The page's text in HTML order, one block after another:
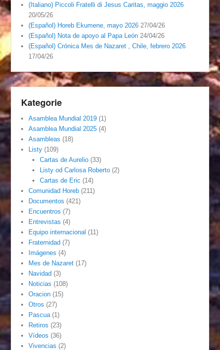
(Italiano) Piccoli Fratelli di Jesus Caritas, maggio 2026
20/05/26
(Español) Horeb Ekumene, mayo 2026 27/04/26
(Español) Nota de apoyo al Papa León 24/04/26
(Español) Crónica Mes de Nazaret , Chile, febrero 2026
17/04/26
Kategorie
Asamblea Mundial 2019 (1)
Asamblea Mundial 2025 (4)
Asambleas (18)
Listy (109)
Cartas de Aurelio(33)
Listy od Carlosa Roberto(2)
Cartas de Eric (14)
Comunidad Horeb (211)
Documentos (421)
Encuentros (7)
Entrevistas (4)
Equipo internacional (11)
Fraternidad (7)
Imágenes (4)
Mes de Nazaret (17)
Navidad (3)
Noticias (108)
Oracion (15)
Otros (27)
Pascua (1)
Retiros (23)
Vídeos (36)
Vivencias (2)